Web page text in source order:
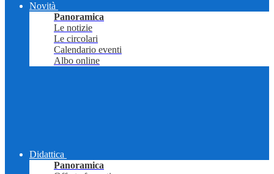
Novità
Panoramica
Le notizie
Le circolari
Calendario eventi
Albo online
Didattica
Panoramica